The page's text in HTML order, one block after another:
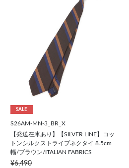
SALE
S26AM-MN-3_BR_X
【発送在庫あり】【SILVER LINE】コッ
トンシルクストライプネクタイ 8.5cm
幅/ブラウン/ITALIAN FABRICS
¥6,490